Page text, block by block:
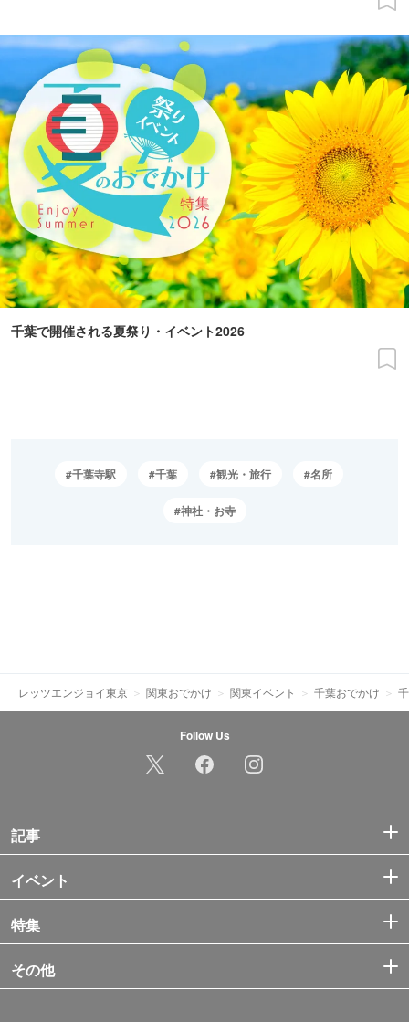
千葉で開催される夏祭り・イベント2026
千葉寺駅 千葉 観光・旅行 名所
神社・お寺
レッツエンジョイ東京 関東おでかけ 関東イベント 千葉おでかけ
Follow Us
記事
イベント
特集
その他